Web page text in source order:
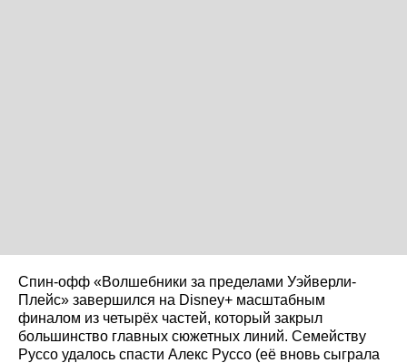
Спин-офф «Волшебники за пределами Уэйверли-
Плейс» завершился на Disney+ масштабным
финалом из четырёх частей, который закрыл
большинство главных сюжетных линий. Семейству
Руссо удалось спасти Алекс Руссо (её вновь сыграла